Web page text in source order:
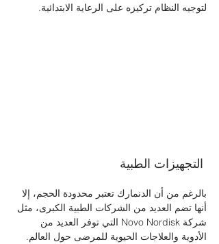
لتوجيه النظام تركيزه على الرعاية الابتدائية.
بالرغم من أن الدنمارك تعتبر محدودة الحجم، إلا
أنها تضم العديد من الشركات الطبية الكبرى، مثل
شركة Novo Nordisk التي توفر العديد من
الأدوية والعلاجات الحيوية للمرضى حول العالم.